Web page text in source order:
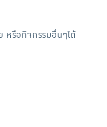
หรือกิจกรรมอื่นๆได้